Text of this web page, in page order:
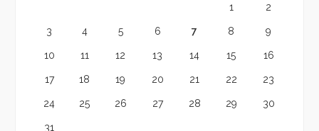
1 2
3 4 5 6 7 8 9
10 11 12 13 14 15 16
17 18 19 20 21 22 23
24 25 26 27 28 29 30
31